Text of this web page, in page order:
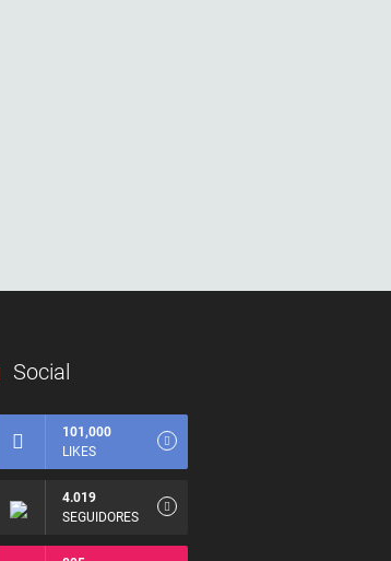
Social
101,000
LIKES
4.019
SEGUIDORES